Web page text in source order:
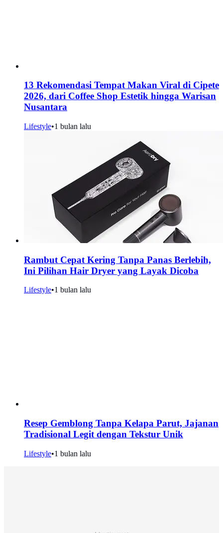
13 Rekomendasi Tempat Makan Viral di Cipete
2026, dari Coffee Shop Estetik hingga Warisan
Nusantara
Lifestyle•1 bulan lalu
Rambut Cepat Kering Tanpa Panas Berlebih,
Ini Pilihan Hair Dryer yang Layak Dicoba
Lifestyle•1 bulan lalu
Resep Gemblong Tanpa Kelapa Parut, Jajanan
Tradisional Legit dengan Tekstur Unik
Lifestyle•1 bulan lalu